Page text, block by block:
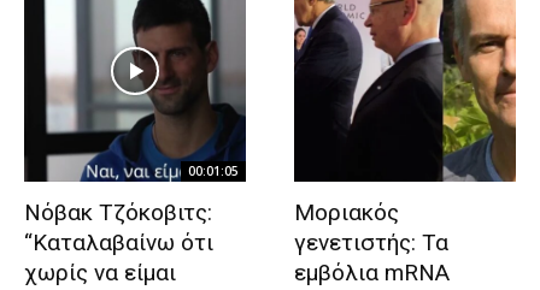
00:01:05
Νόβακ Τζόκοβιτς:
“Καταλαβαίνω ότι
χωρίς να είμαι
Μοριακός
γενετιστής: Τα
εμβόλια mRNA